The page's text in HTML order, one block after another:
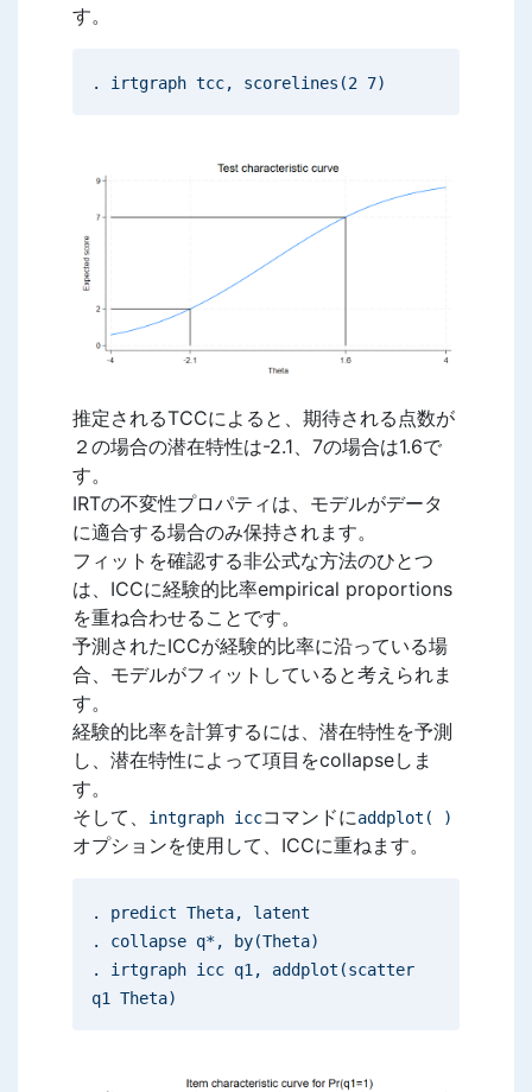
す。
. irtgraph tcc, scorelines(2 7)
推定されるTCCによると、期待される点数が
２の場合の潜在特性は-2.1、7の場合は1.6で
す。
IRTの不変性プロパティは、モデルがデータ
に適合する場合のみ保持されます。
フィットを確認する非公式な方法のひとつ
は、ICCに経験的比率empirical proportions
を重ね合わせることです。
予測されたICCが経験的比率に沿っている場
合、モデルがフィットしていると考えられま
す。
経験的比率を計算するには、潜在特性を予測
し、潜在特性によって項目をcollapseしま
す。
そして、
intgraph iccコマンドにaddplot( )
オプションを使用して、ICCに重ねます。
. predict Theta, latent
. collapse q*, by(Theta)
. irtgraph icc q1, addplot(scatter
q1 Theta)